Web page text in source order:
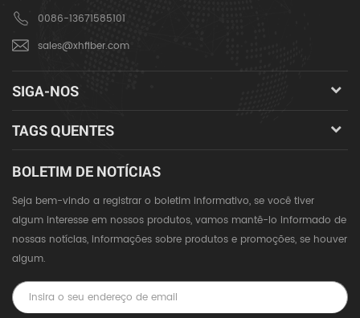
0086-13671585101
sales@xhfiber.com
SIGA-NOS
TAGS QUENTES
BOLETIM DE NOTÍCIAS
Seja bem-vindo a registrar o boletim informativo, se você tiver
algum interesse em nossos produtos, vamos mantê-lo informado de
nossas notícias, informações sobre produtos e promoções, se houver
algum.